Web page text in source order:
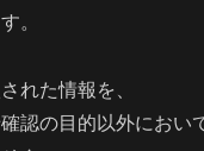
。
れた情報を、
認の目的以外におい